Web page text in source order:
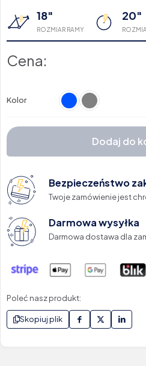
18"
ROZMIAR RAMY
20"
Cena:
Kolor
Dodaj do
Bezpieczeństwo
Twoje zamówienie jest
Darmowa wysyłka
Darmowa dostawa dla
Poleć nasz produkt:
Skopiuj plik